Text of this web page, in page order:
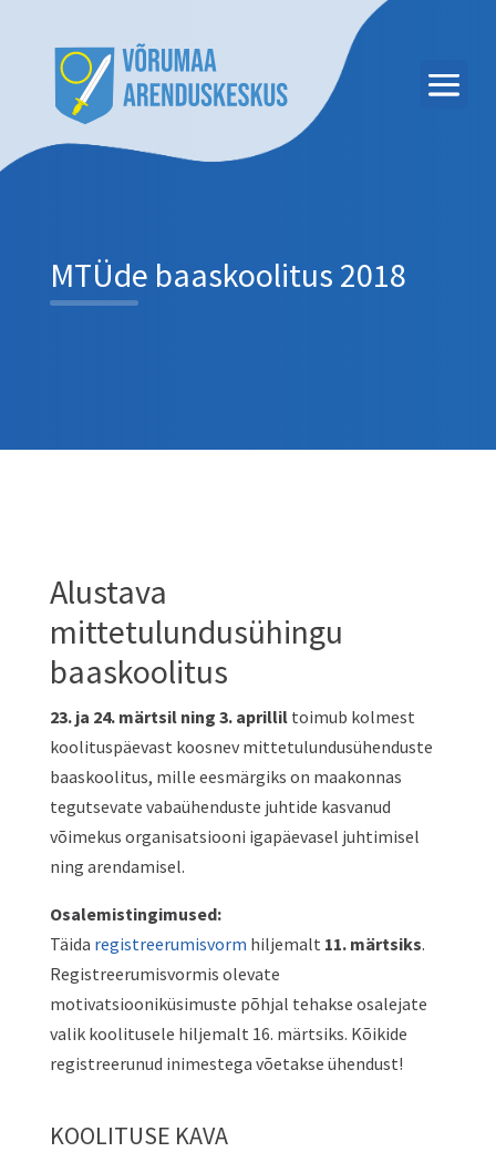
MTÜde baaskoolitus 2018
Alustava
mittetulundusühingu
baaskoolitus
23. ja 24. märtsil ning 3. aprilliltoimub kolmest
koolituspäevast koosnev mittetulundusühenduste
baaskoolitus, mille eesmärgiks on maakonnas
tegutsevate vabaühenduste juhtide kasvanud
võimekus organisatsiooni igapäevasel juhtimisel
ning arendamisel.
Osalemistingimused:
Täida registreerumisvorm hiljemalt 11. märtsiks.
Registreerumisvormis olevate
motivatsiooniküsimuste põhjal tehakse osalejate
valik koolitusele hiljemalt 16. märtsiks. Kõikide
registreerunud inimestega võetakse ühendust!
KOOLITUSE KAVA